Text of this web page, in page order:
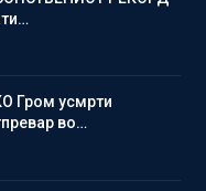
Гром усмрти
во…